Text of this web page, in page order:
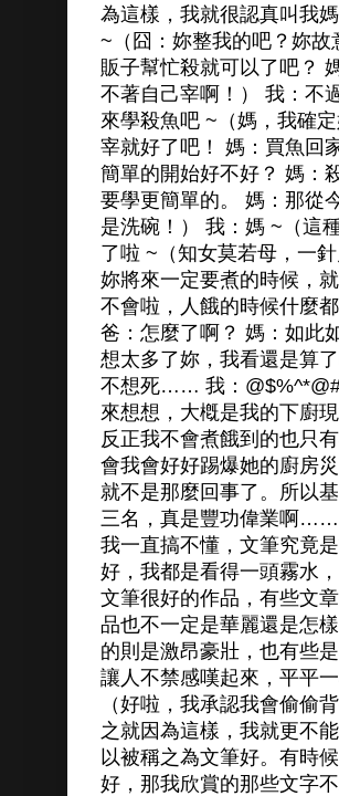
為這樣，我就很認真叫我
~（囧：妳整我的吧？妳
販子幫忙殺就可以了吧？
不著自己宰啊！） 我：不
來學殺魚吧 ~（媽，我確
宰就好了吧！ 媽：買魚回
簡單的開始好不好？ 媽：
要學更簡單的。 媽：那從
是洗碗！） 我：媽 ~（這
了啦 ~（知女莫若母，一
妳將來一定要煮的時候，
不會啦，人餓的時候什麼
爸：怎麼了啊？ 媽：如此
想太多了妳，我看還是算
不想死…… 我：
來想想，大槪是我的下廚
反正我不會煮餓到的也只
會我會好好踢爆她的廚房
就不是那麼回事了。所以
三名，真是豐功偉業啊……
我一直搞不懂，文筆究竟
好，我都是看得一頭霧水
文筆很好的作品，有些文
品也不一定是華麗還是怎
的則是激昂豪壯，也有些
讓人不禁感嘆起來，平平
（好啦，我承認我會偷偷
之就因為這樣，我就更不
以被稱之為文筆好。有時
好，那我欣賞的那些文字